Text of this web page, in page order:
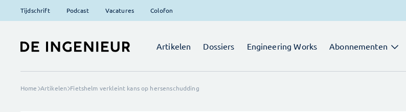
Tijdschrift Podcast Vacatures Colofon
Artikelen Dossiers Engineering Works Abonnementen
Home Artikelen Fietshelm verkleint kans op hersenschudding